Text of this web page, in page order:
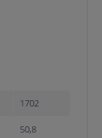
1702
50,8